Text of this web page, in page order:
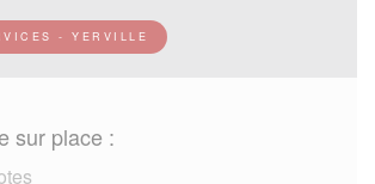
- YERVILLE
sur place :